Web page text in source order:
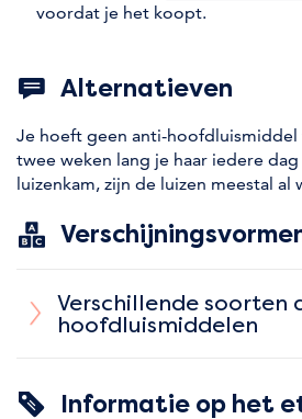
voordat je het koopt.
Alternatieven
Je hoeft geen anti-hoofdluismiddel
twee weken lang je haar iedere
luizenkam, zijn de luizen meestal al
Verschillende soorten
hoofdluismiddelen
Informatie op het